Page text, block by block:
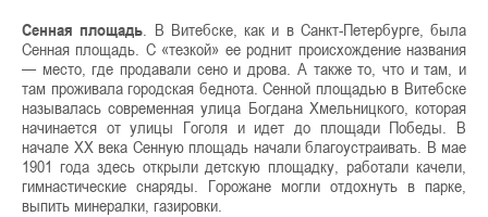
Сенная площадь . В Витебске, как и в Санкт-Петербурге, была
Сенная площадь. С «тезкой» ее роднит происхождение названия
— место, где продавали сено и дрова. А также то, что и там, и
там проживала городская беднота. Сенной площадью в Витебске
называлась современная улица Богдана Хмельницкого, которая
начинается от улицы Гоголя и идет до площади Победы. В
начале XX века Сенную площадь начали благоустраивать. В мае
1901 года здесь открыли детскую площадку, работали качели,
гимнастические снаряды. Горожане могли отдохнуть в парке,
выпить минералки, газировки.